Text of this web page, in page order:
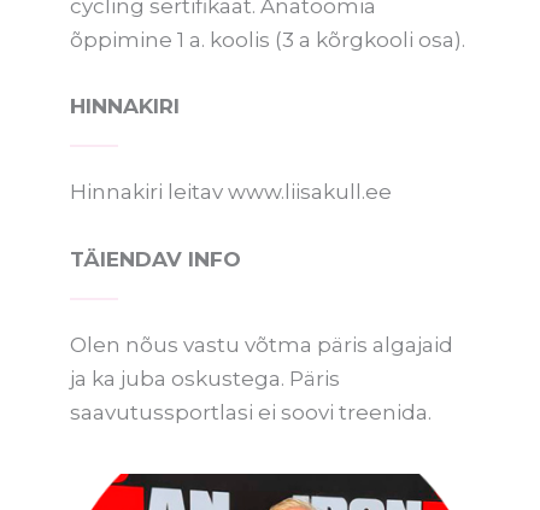
cycling sertifikaat. Anatoomia
õppimine 1 a. koolis (3 a kõrgkooli osa).
HINNAKIRI
Hinnakiri leitav www.liisakull.ee
TÄIENDAV INFO
Olen nõus vastu võtma päris algajaid
ja ka juba oskustega. Päris
saavutussportlasi ei soovi treenida.